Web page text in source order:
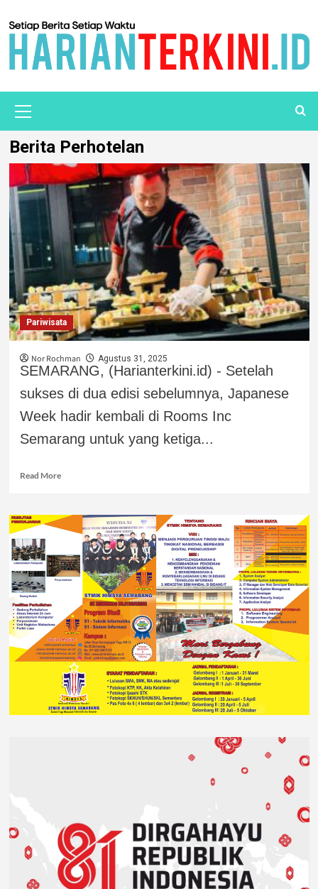
Berita Perhotelan
Pariwisata
Nor Rochman Agustus 31, 2025
SEMARANG, (Harianterkini.id) - Setelah
sukses di dua edisi sebelumnya, Japanese
Week hadir kembali di Rooms Inc
Semarang untuk yang ketiga...
Read More